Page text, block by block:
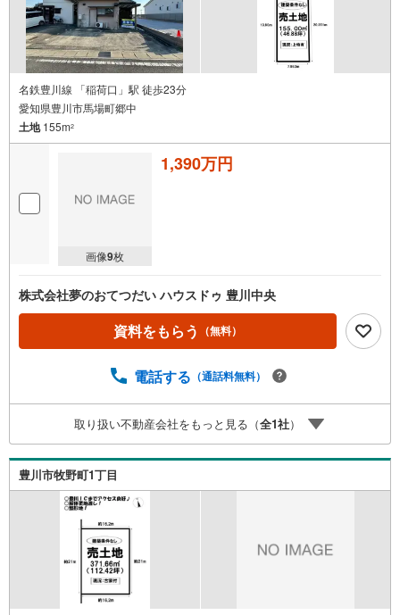
名鉄豊川線 「稲荷口」駅 徒歩23分
愛知県豊川市馬場町郷中
土地155m2
画像9枚
1,390万円
株式会社夢のおてつだい ハウスドゥ 豊川中央
資料をもらう （無料）
電話する （通話料無料）
取り扱い不動産会社をもっと見る（全1社）
豊川市牧野町1丁目